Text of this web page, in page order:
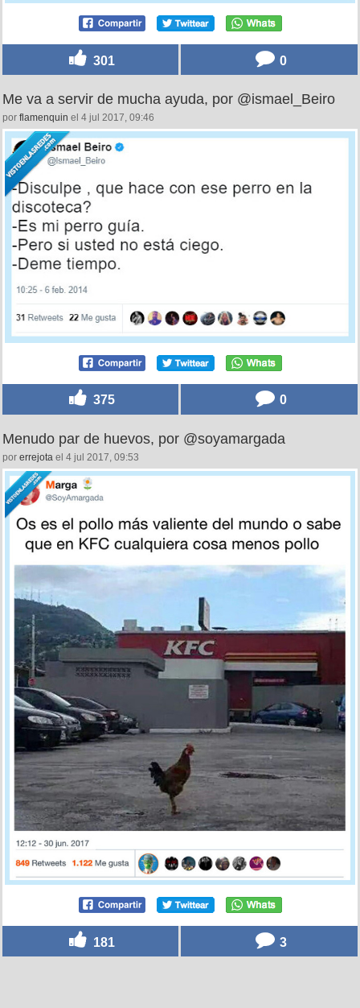
301 0
Me va a servir de mucha ayuda, por @ismael_Beiro
por flamenquin el 4 jul 2017, 09:46
375 0
Menudo par de huevos, por @soyamargada
por errejota el 4 jul 2017, 09:53
181 3